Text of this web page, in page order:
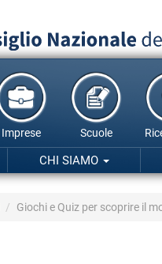
Imprese Scuole
CHI SIAMO
Giochi e Quiz per scoprire il